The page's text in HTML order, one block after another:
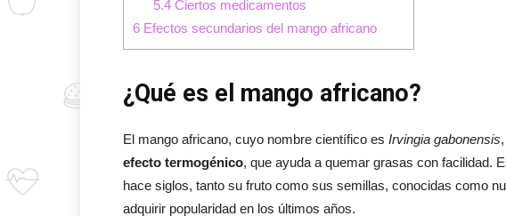
5.4Ciertos medicamentos
6 Efectos secundarios del mango africano
¿Qué es el mango africano?
El mango africano, cuyo nombre científico es Irvingia gabonensis
efecto termogénico, que ayuda a quemar grasas con facilidad.
hace siglos, tanto su fruto como sus semillas, conocidas como
adquirir popularidad en los últimos años.